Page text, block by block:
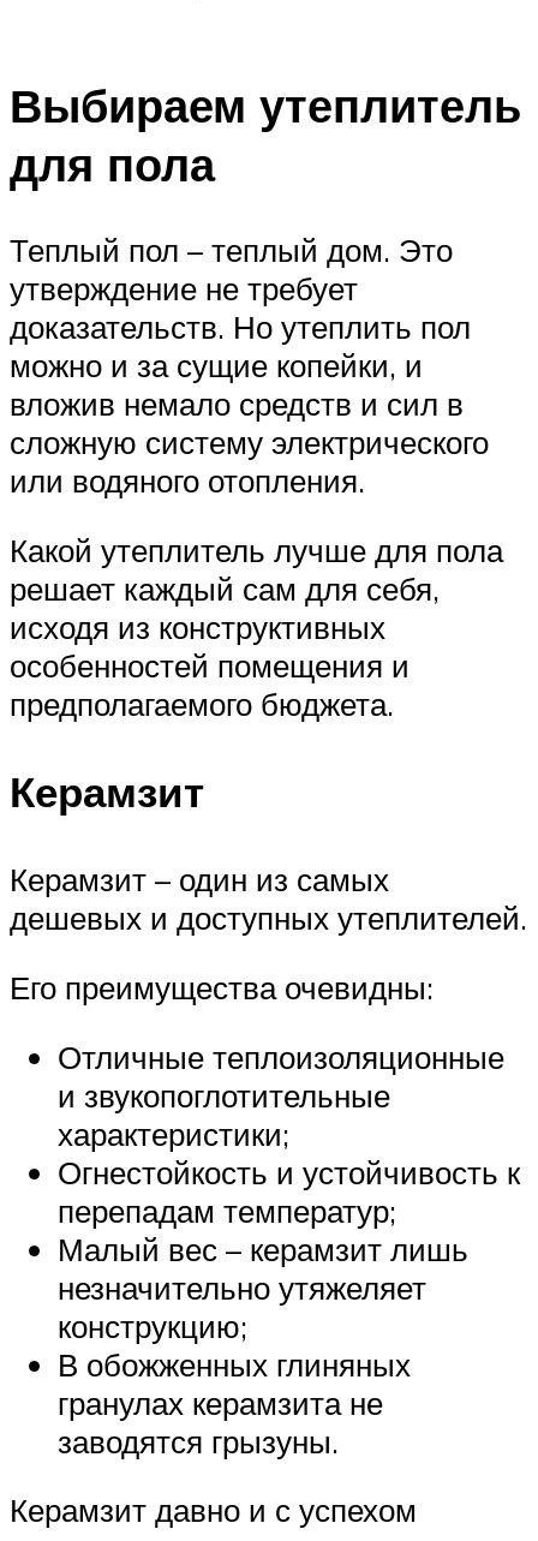
Выбираем утеплитель
для пола
Теплый пол – теплый дом. Это
утверждение не требует
доказательств. Но утеплить пол
можно и за сущие копейки, и
вложив немало средств и сил в
сложную систему электрического
или водяного отопления.
Какой утеплитель лучше для пола
решает каждый сам для себя,
исходя из конструктивных
особенностей помещения и
предполагаемого бюджета.
Керамзит
Керамзит – один из самых
дешевых и доступных утеплителей.
Его преимущества очевидны:
Отличные теплоизоляционные
и звукопоглотительные
характеристики;
Огнестойкость и устойчивость к
перепадам температур;
Малый вес – керамзит лишь
незначительно утяжеляет
конструкцию;
В обожженных глиняных
гранулах керамзита не
заводятся грызуны.
Керамзит давно и с успехом